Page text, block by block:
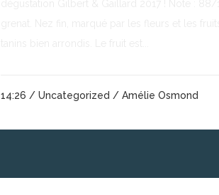
14:26 / Uncategorized / Amélie Osmond